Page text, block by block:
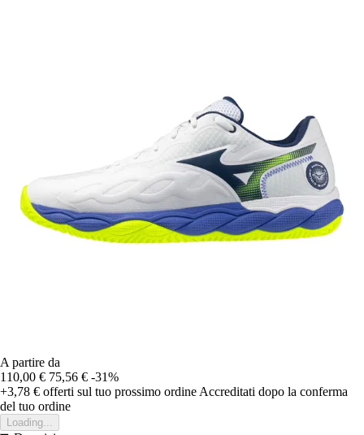
A partire da
110,00 € 75,56 € -31%
+3,78 € offerti sul tuo prossimo ordine Accreditati dopo la conferma
del tuo ordine
Loading...